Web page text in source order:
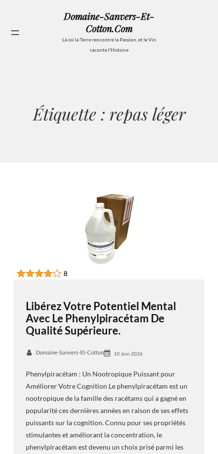
contenu
Domaine-Sanvers-Et-
Cotton.com
Là où la Terre rencontre la Passion, et le Vin
raconte l'Histoire
Étiquette : repas léger
Libérez Votre Potentiel Mental
Avec Le Phenylpiracétam De
Qualité Supérieure.
Domaine-Sanvers-Et-Cotton 10 Juin 2026
Phenylpiracétam : Un Nootropique Puissant pour
Améliorer Votre Cognition Le phenylpiracétam est un
nootropique de la famille des racétams qui a gagné en
popularité ces dernières années en raison de ses effets
puissants sur la cognition. Connu pour ses propriétés
stimulantes et améliorant la concentration, le
phenylpiracétam est devenu un choix prisé parmi les